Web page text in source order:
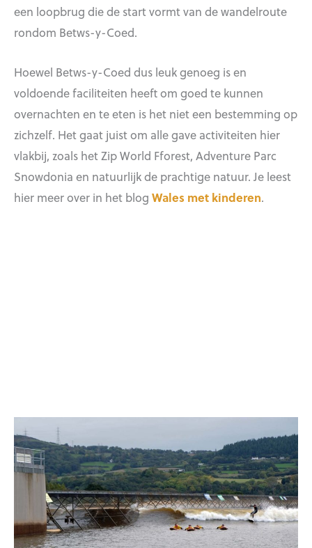
een loopbrug die de start vormt van de wandelroute
rondom Betws-y-Coed.
Hoewel Betws-y-Coed dus leuk genoeg is en
voldoende faciliteiten heeft om goed te kunnen
overnachten en te eten is het niet een bestemming op
zichzelf. Het gaat juist om alle gave activiteiten hier
vlakbij, zoals het Zip World Fforest, Adventure Parc
Snowdonia en natuurlijk de prachtige natuur. Je leest
hier meer over in het blog Wales met kinderen.